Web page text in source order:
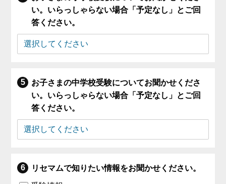
い。いらっしゃらない場合「予定なし」とご回
答ください。
お子さまの中学校受験についてお聞かせくださ
い。いらっしゃらない場合「予定なし」とご回
答ください。
リセマムで知りたい情報をお聞かせください。